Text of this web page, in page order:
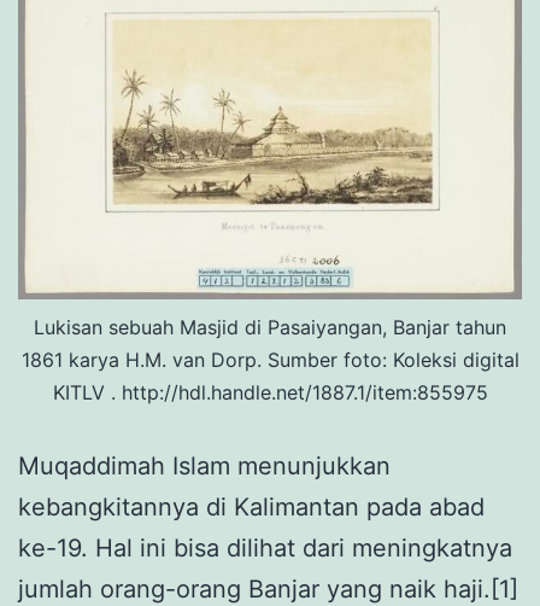
Lukisan sebuah Masjid di Pasaiyangan, Banjar tahun
1861 karya H.M. van Dorp. Sumber foto: Koleksi digital
KITLV . http://hdl.handle.net/1887.1/item:855975
Muqaddimah Islam menunjukkan
kebangkitannya di Kalimantan pada abad
ke-19. Hal ini bisa dilihat dari meningkatnya
jumlah orang-orang Banjar yang naik haji.[1]